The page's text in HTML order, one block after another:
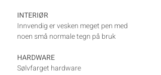
INTERIØR
Innvendig er vesken meget pen med
noen små normale tegn på bruk
HARDWARE
Sølvfarget hardware